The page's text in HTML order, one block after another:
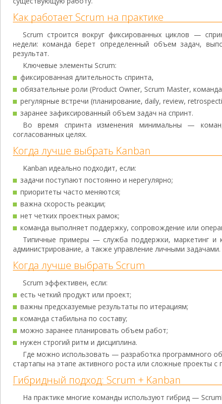
Как работает Scrum на практике
Scrum строится вокруг фиксированных циклов —
недели: команда берет определенный объем задач,
результат.
Ключевые элементы Scrum:
фиксированная длительность спринта,
обязательные роли (Product Owner, Scrum Master,
регулярные встречи (планирование, daily, review,
заранее зафиксированный объем задач на спринт.
Во время спринта изменения минимальны —
согласованных целях.
Когда лучше выбрать Kanban
Kanban идеально подходит, если:
задачи поступают постоянно и нерегулярно;
приоритеты часто меняются;
важна скорость реакции;
нет четких проектных рамок;
команда выполняет поддержку, сопровождение или
Типичные примеры — служба поддержки, маркетинг и
администрирование, а также управление личными задачами.
Когда лучше выбрать Scrum
Scrum эффективен, если:
есть четкий продукт или проект;
важны предсказуемые результаты по итерациям;
команда стабильна по составу;
можно заранее планировать объем работ;
нужен строгий ритм и дисциплина.
Где можно использовать — разработка программного
стартапы на этапе активного роста или сложные проекты
Гибридный подход: Scrum + Kanban
На практике многие команды используют гибрид —